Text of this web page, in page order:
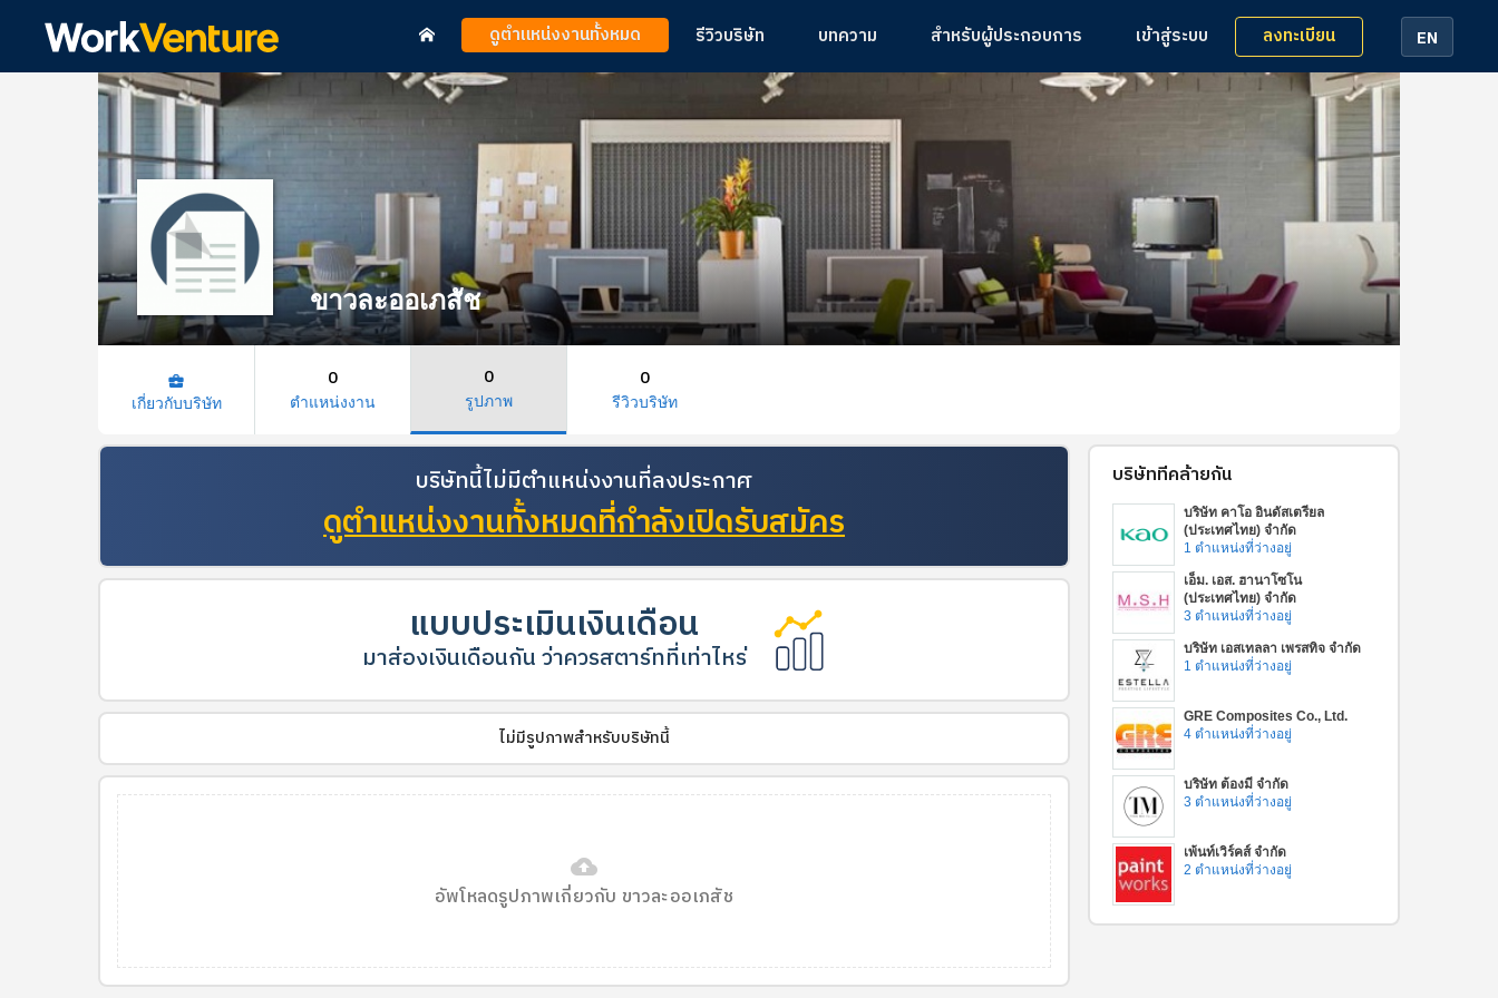
ดูตำแหน่งงานทั้งหมด รีวิวบริษัท บทความ สำหรับผู้ประกอบการ เข้าสู่ระบบ ลงทะเบียน EN
ขาวละออเภสัช
business_center
เกี่ยวกับบริษัท
0
ตำแหน่งงาน
0
รูปภาพ
0
รีวิวบริษัท
บริษัทนี้ไม่มีตำแหน่งงานที่ลงประกาศ
ดูตำแหน่งงานทั้งหมดที่กำลังเปิดรับสมัคร
แบบประเมินเงินเดือน
มาส่องเงินเดือนกัน ว่าควรสตาร์ทที่เท่าไหร่
ไม่มีรูปภาพสำหรับบริษัทนี้
cloud_upload
อัพโหลดรูปภาพเกี่ยวกับ ขาวละออเภสัช
บริษัทที่คล้ายกัน
บริษัท คาโอ อินดัสเตรียล
(ประเทศไทย) จำกัด
1 ตำแหน่งที่ว่างอยู่
เอ็ม. เอส. ฮานาโซโน
(ประเทศไทย) จำกัด
3 ตำแหน่งที่ว่างอยู่
บริษัท เอสเทลลา เพรสทิจ จำกัด
1 ตำแหน่งที่ว่างอยู่
GRE Composites Co., Ltd.
4 ตำแหน่งที่ว่างอยู่
บริษัท ต้องมี จำกัด
3 ตำแหน่งที่ว่างอยู่
เพ้นท์เวิร์คส์ จำกัด
2 ตำแหน่งที่ว่างอยู่